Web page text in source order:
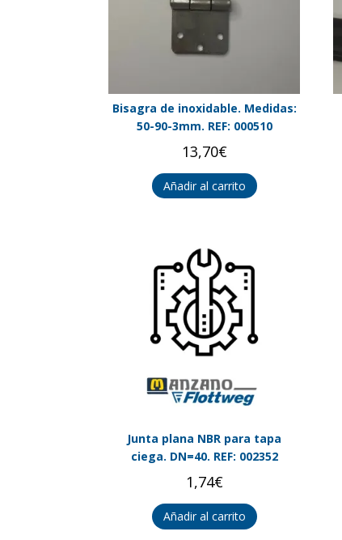
Bisagra de inoxidable. Medidas:
50-90-3mm. REF: 000510
13,70€
Añadir al carrito
Junta plana NBR para tapa
ciega. DN=40. REF: 002352
1,74€
Añadir al carrito